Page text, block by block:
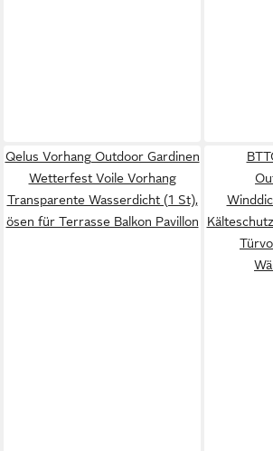
Qelus Vorhang Outdoor Gardinen
Wetterfest Voile Vorhang
Transparente Wasserdicht (1 St),
ösen für Terrasse Balkon Pavillon